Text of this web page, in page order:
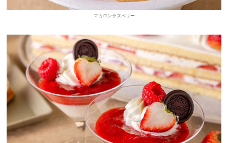
マカロンラズベリー